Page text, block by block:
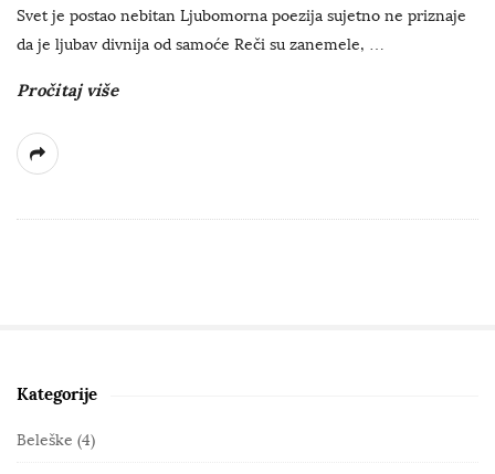
Svet je postao nebitan Ljubomorna poezija sujetno ne priznaje
da je ljubav divnija od samoće Reči su zanemele, …
Pročitaj više
S
i
Kategorije
Beleške (4)